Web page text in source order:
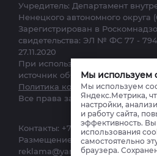
Мы используем
Мы используем
Яндекс.Метрика,
настройки,
и работу сайта,
эффективность. Вы
использования
самостоятельно
браузера.
Учредитель: Департамент
Ненецкого автономного округа
Зарегистрирован в
свидетельства: ЭЛ № ФС 77 -
27.11.2020
При использовании материалов
источник обязательна.
Политика конфиденциальности.
Все права защищены. ©
Контакты: +7 (34922) 7-12-62, ks-
Размещение, реклама:
reklama@yamal-media.ru